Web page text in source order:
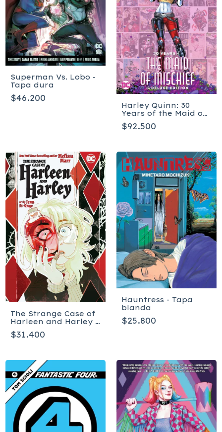
Superman Vs. Lobo -
Tapa dura
$46.200
Harley Quinn: 30
Years of the Maid of
Mischief The Deluxe
Edition - Tapa dura
$92.500
The Strange Case of
Harleen and Harley -
Tapa blanda
$31.400
Hauntress - Tapa
blanda
$25.800